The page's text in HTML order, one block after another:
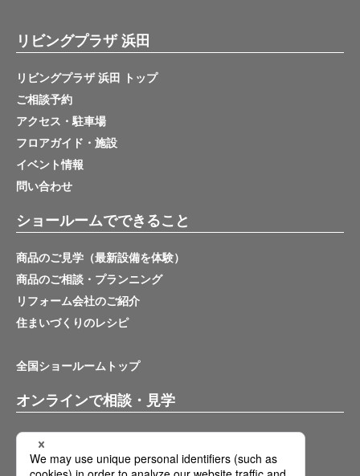
リビングプラザ 浜田
リビングプラザ 浜田 トップ
ご相談予約
アクセス・駐車場
フロアガイド・施設
イベント情報
問い合わせ
ショールームでできること
商品のご見学（最新設備を体験）
商品のご相談・プランニング
リフォーム会社のご紹介
住まいづくりのレシピ
全国ショールームトップ
オンラインで相談・見学
バーチャルショールーム
オンライン相談サービス